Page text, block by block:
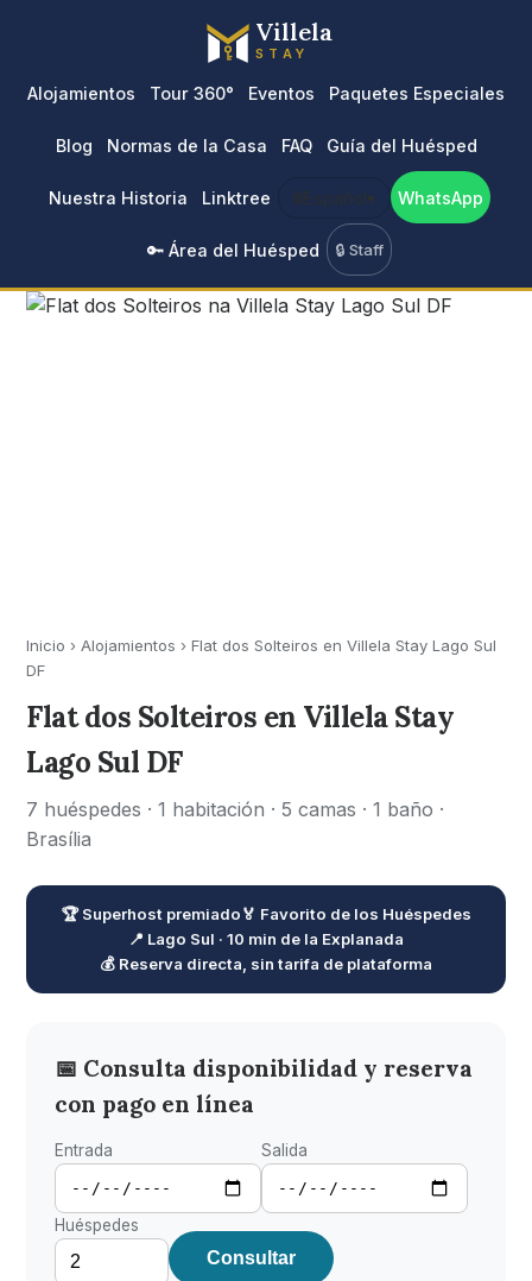
Villela
STAY
Alojamientos Tour 360° Eventos Paquetes Especiales
Blog Normas de la Casa FAQ Guía del Huésped
Nuestra Historia Linktree 🌐Español▾ WhatsApp
🔑 Área del Huésped 🔒 Staff
Inicio ›Alojamientos ›Flat dos Solteiros en Villela Stay Lago Sul
DF
Flat dos Solteiros en Villela Stay
Lago Sul DF
7 huéspedes · 1 habitación · 5 camas · 1 baño ·
Brasília
🏆 Superhost premiado🏅 Favorito de los Huéspedes
📍 Lago Sul · 10 min de la Explanada
💰 Reserva directa, sin tarifa de plataforma
📅 Consulta disponibilidad y reserva
con pago en línea
Entrada Salida
Huéspedes
Consultar